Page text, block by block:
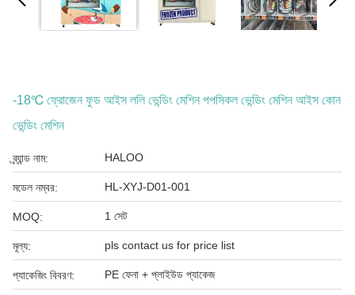
-18℃ ফ্রোজেন ফুড আইস ললি ভেন্ডিং মেশিন পপসিকল ভেন্ডিং মেশিন আইস কোন
ভেন্ডিং মেশিন
ব্র্যান্ড নাম: HALOO
মডেল নম্বর: HL-XYJ-D01-001
MOQ: 1 সেট
মূল্য: pls contact us for price list
প্যাকেজিং বিবরণ: PE ফেনা + প্লাইউড প্যাকেজ